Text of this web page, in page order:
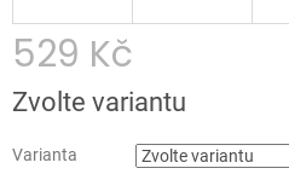
529 Kč
Měrná
cena:
Zvolte variantu
Varianta